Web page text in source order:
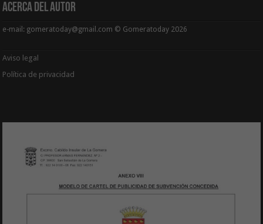
Acerca del Autor
e-mail: gomeratoday@gmail.com © Gomeratoday 2026
Aviso legal
Política de privacidad